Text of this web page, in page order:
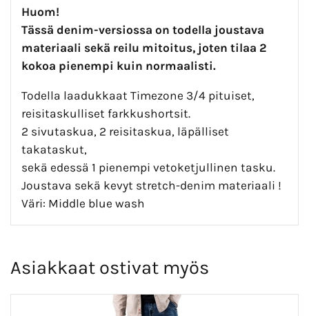
Huom!
Tässä denim-versiossa on todella joustava
materiaali sekä reilu mitoitus, joten tilaa 2
kokoa pienempi kuin normaalisti.
Todella laadukkaat Timezone 3/4 pituiset,
reisitaskulliset farkkushortsit.
2 sivutaskua, 2 reisitaskua, läpälliset
takataskut,
sekä edessä 1 pienempi vetoketjullinen tasku.
Joustava sekä kevyt stretch-denim materiaali !
Väri: Middle blue wash
Asiakkaat ostivat myös